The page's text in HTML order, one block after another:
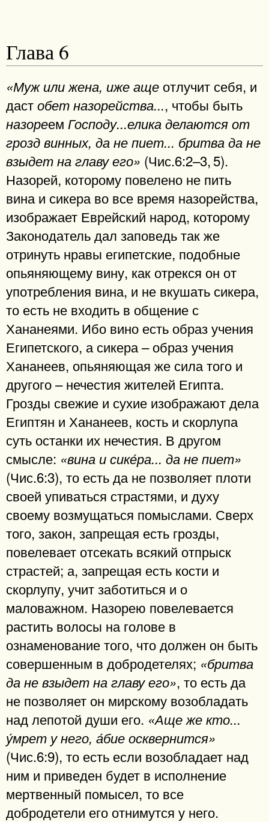
Глава 6
«Муж или жена, иже аще отлучит себя, и
дастобет назорейства..., чтобы быть
назореем Господу...елика делаются от
грозд винных, да не пиет... бритва да не
взыдет на главу его» (Чис.6:2–3, 5).
Назорей, которому повелено не пить
вина и сикера во все время назорейства,
изображает Еврейский народ, которому
Законодатель дал заповедь так же
отринуть нравы египетские, подобные
опьяняющему вину, как отрекся он от
употребления вина, и не вкушать сикера,
то есть не входить в общение с
Хананеями. Ибо вино есть образ учения
Египетского, а сикера – образ учения
Хананеев, опьяняющая же сила того и
другого – нечестия жителей Египта.
Грозды свежие и сухие изображают дела
Египтян и Хананеев, кость и скорлупа
суть останки их нечестия. В другом
смысле: «вина и сике́ра... да не пиет»
(Чис.6:3), то есть да не позволяет плоти
своей упиваться страстями, и духу
своему возмущаться помыслами. Сверх
того, закон, запрещая есть грозды,
повелевает отсекать всякий отпрыск
страстей; а, запрещая есть кости и
скорлупу, учит заботиться и о
маловажном. Назорею повелевается
растить волосы на голове в
ознаменование того, что должен он быть
совершенным в добродетелях; «бритва
да не взыдет на главу его», то есть да
не позволяет он мирскому возобладать
над лепотой души его. «Аще же кто...
у́мрет у него, а́бие осквернится»
(Чис.6:9), то есть если возобладает над
ним и приведен будет в исполнение
мертвенный помысел, то все
добродетели его отнимутся у него.